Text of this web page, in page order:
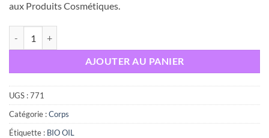
aux Produits Cosmétiques.
AJOUTER AU PANIER
UGS :771
Catégorie :Corps
Étiquette : BIO OIL